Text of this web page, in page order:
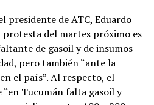
presidente de ATC, Eduardo
protesta del martes próximo es
de gasoil y de insumos
pero también “ante la
el país”. Al respecto, el
Tucumán falta gasoil y